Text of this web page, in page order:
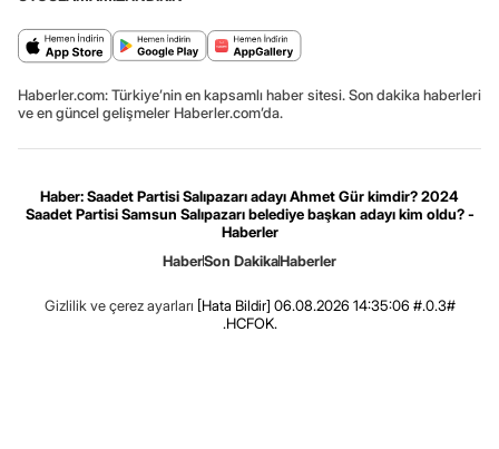
Haberler.com: Türkiye’nin en kapsamlı haber sitesi. Son dakika haberleri
ve en güncel gelişmeler Haberler.com’da.
Haber: Saadet Partisi Salıpazarı adayı Ahmet Gür kimdir? 2024
Saadet Partisi Samsun Salıpazarı belediye başkan adayı kim oldu? -
Haberler
HaberSon DakikaHaberler
Gizlilik ve çerez ayarları [Hata Bildir] 06.08.2026 14:35:06 #.0.3#
.HCFOK.